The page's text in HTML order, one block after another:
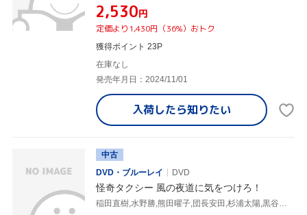
¥2,530円
定価より1,430円（36%）おトク
獲得ポイント 23P
在庫なし
発売年月日：2024/11/01
入荷したら知りたい
中古
DVD・ブルーレイ
DVD
怪奇タクシー 風の夜道に気をつけろ！
稲田直樹,水野勝,熊田曜子,団長安田,杉浦太陽,黒谷友香,夏目大一朗,森野達弥